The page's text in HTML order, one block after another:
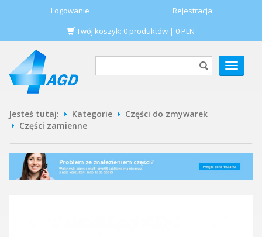
Logowanie
Rejestracja
Twój koszyk: 0 produktów | 0 PLN
POKAŻ
MENU
Jesteś tutaj: Kategorie
Części do zmywarek
Części zamienne